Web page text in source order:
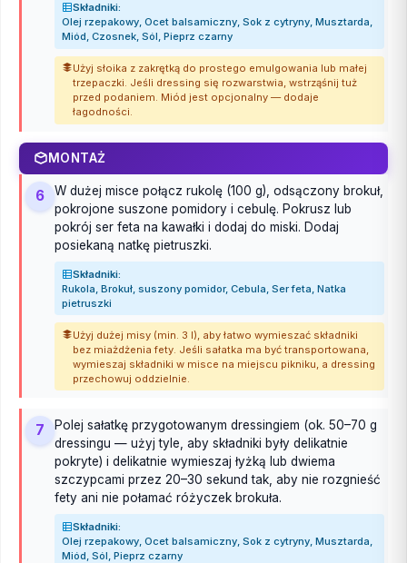
Składniki:
Olej rzepakowy, Ocet balsamiczny, Sok z cytryny, Musztarda,
Miód, Czosnek, Sól, Pieprz czarny
Użyj słoika z zakrętką do prostego emulgowania lub małej
trzepaczki. Jeśli dressing się rozwarstwia, wstrząśnij tuż
przed podaniem. Miód jest opcjonalny — dodaje
łagodności.
MONTAŻ
6
W dużej misce połącz rukolę (100 g), odsączony brokuł,
pokrojone suszone pomidory i cebulę. Pokrusz lub
pokrój ser feta na kawałki i dodaj do miski. Dodaj
posiekaną natkę pietruszki.
Składniki:
Rukola, Brokuł, suszony pomidor, Cebula, Ser feta, Natka
pietruszki
Użyj dużej misy (min. 3 l), aby łatwo wymieszać składniki
bez miażdżenia fety. Jeśli sałatka ma być transportowana,
wymieszaj składniki w misce na miejscu pikniku, a dressing
przechowuj oddzielnie.
7
Polej sałatkę przygotowanym dressingiem (ok. 50–70 g
dressingu — użyj tyle, aby składniki były delikatnie
pokryte) i delikatnie wymieszaj łyżką lub dwiema
szczypcami przez 20–30 sekund tak, aby nie rozgnieść
fety ani nie połamać różyczek brokuła.
Składniki:
Olej rzepakowy, Ocet balsamiczny, Sok z cytryny, Musztarda,
Miód, Sól, Pieprz czarny